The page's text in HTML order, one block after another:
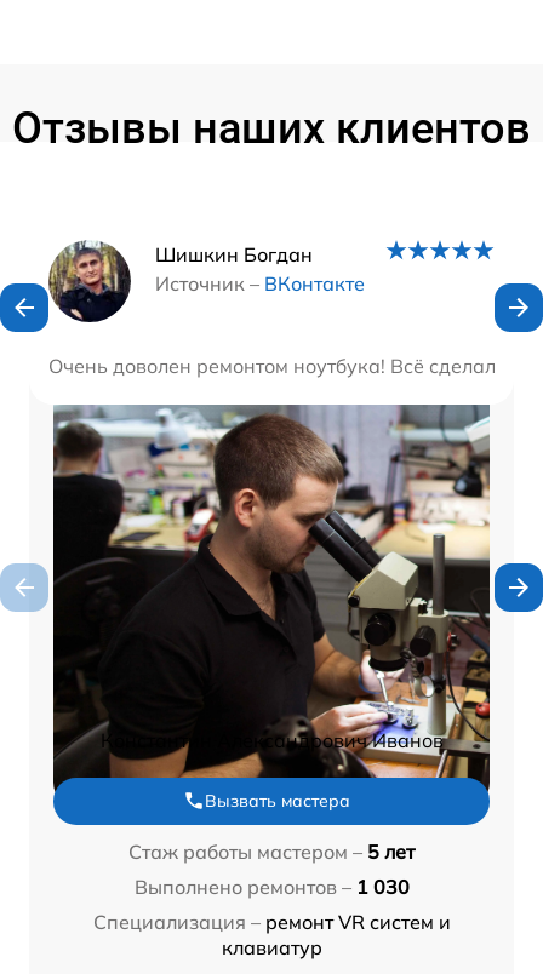
Отзывы наших клиентов
Шишкин Богдан
Источник – ВКонтакте
Очень доволен ремонтом ноутбука! Всё сделали
Наши мастера
Константин Александрович Иванов
Вызвать мастера
Стаж работы мастером – 5 лет
Выполнено ремонтов – 1 030
Специализация – ремонт VR систем и
клавиатур